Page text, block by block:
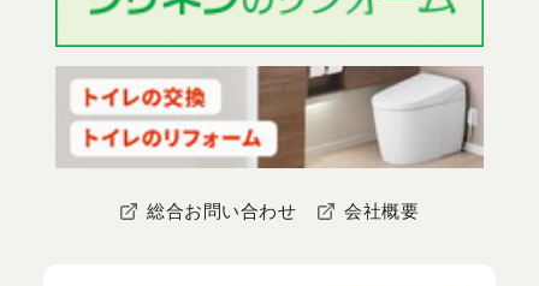
総合お問い合わせ 会社概要